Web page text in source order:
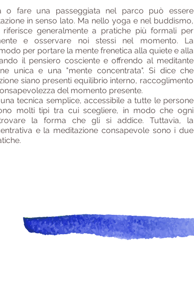
o fare una passeggiata nel parco può essere
in senso lato. Ma nello yoga e nel buddismo,
riferisce generalmente a pratiche più formali per
e osservare noi stessi nel momento. La
per portare la mente frenetica alla quiete e alla
il pensiero cosciente e offrendo al meditante
unica e una "mente concentrata". Si dice che
siano presenti equilibrio interno, raccoglimento
del momento presente.
tecnica semplice, accessibile a tutte le persone
molti tipi tra cui scegliere, in modo che ogni
la forma che gli si addice. Tuttavia, la
e la meditazione consapevole sono i due